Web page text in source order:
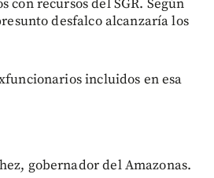
con recursos del SGR. Según
desfalco alcanzaría los
incluidos en esa
gobernador del Amazonas.